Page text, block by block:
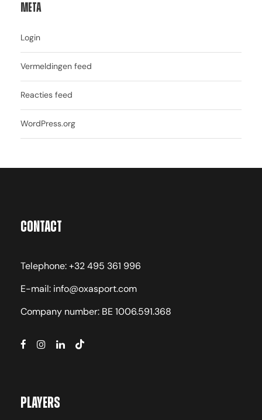
Meta
Login
Vermeldingen feed
Reacties feed
WordPress.org
Contact
Telephone: +32 495 361 996
E-mail: info@oxasport.com
Company number: BE 1006.591.368
Players